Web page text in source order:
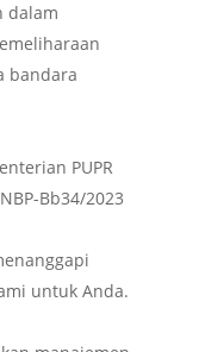
dalam
bandara
PUPR
Bb34/2023
untuk Anda.